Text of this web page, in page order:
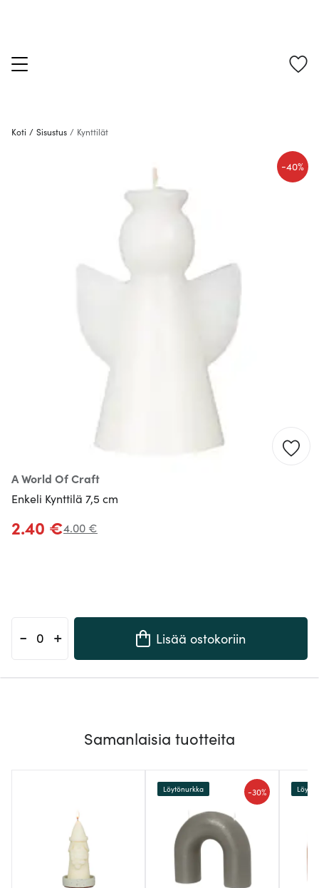
Koti / Sisustus / Kynttilät
A World Of Craft
Enkeli Kynttilä 7,5 cm
-40%
2.40 €4.00 €
- + Lisää ostokoriin
Samanlaisia tuotteita
-30%
Löytönurkka